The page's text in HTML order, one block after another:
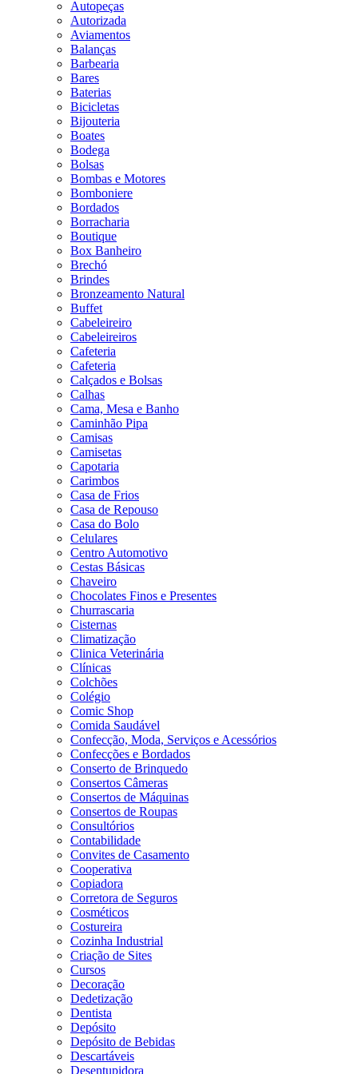
Autopeças
Autorizada
Aviamentos
Balanças
Barbearia
Bares
Baterias
Bicicletas
Bijouteria
Boates
Bodega
Bolsas
Bombas e Motores
Bomboniere
Bordados
Borracharia
Boutique
Box Banheiro
Brechó
Brindes
Bronzeamento Natural
Buffet
Cabeleireiro
Cabeleireiros
Cafeteria
Cafeteria
Calçados e Bolsas
Calhas
Cama, Mesa e Banho
Caminhão Pipa
Camisas
Camisetas
Capotaria
Carimbos
Casa de Frios
Casa de Repouso
Casa do Bolo
Celulares
Centro Automotivo
Cestas Básicas
Chaveiro
Chocolates Finos e Presentes
Churrascaria
Cisternas
Climatização
Clinica Veterinária
Clínicas
Colchões
Colégio
Comic Shop
Comida Saudável
Confecção, Moda, Serviços e Acessórios
Confecções e Bordados
Conserto de Brinquedo
Consertos Câmeras
Consertos de Máquinas
Consertos de Roupas
Consultórios
Contabilidade
Convites de Casamento
Cooperativa
Copiadora
Corretora de Seguros
Cosméticos
Costureira
Cozinha Industrial
Criação de Sites
Cursos
Decoração
Dedetização
Dentista
Depósito
Depósito de Bebidas
Descartáveis
Desentupidora